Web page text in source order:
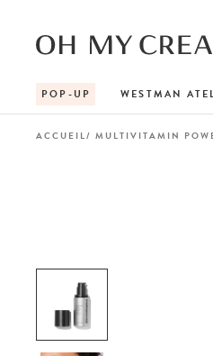
POP-UP WESTMAN
ACCUEIL MULTIVITAMIN